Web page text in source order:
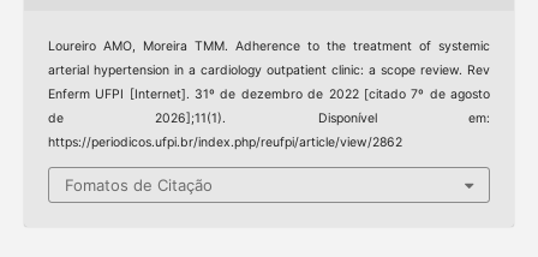
Loureiro AMO, Moreira TMM. Adherence to the treatment of systemic
arterial hypertension in a cardiology outpatient clinic: a scope review. Rev
Enferm UFPI [Internet]. 31º de dezembro de 2022 [citado 7º de agosto
de 2026];11(1). Disponível em:
https://periodicos.ufpi.br/index.php/reufpi/article/view/2862
Fomatos de Citação